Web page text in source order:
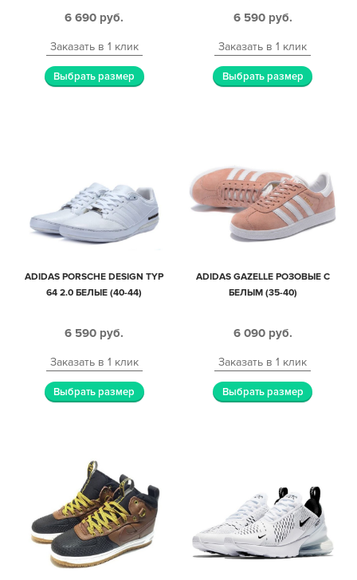
6 690 руб.
Заказать в 1 клик
Выбрать размер
6 590 руб.
Заказать в 1 клик
Выбрать размер
ADIDAS PORSCHE DESIGN TYP
64 2.0 БЕЛЫЕ (40-44)
6 590 руб.
Заказать в 1 клик
Выбрать размер
ADIDAS GAZELLE РОЗОВЫЕ С
БЕЛЫМ (35-40)
6 090 руб.
Заказать в 1 клик
Выбрать размер